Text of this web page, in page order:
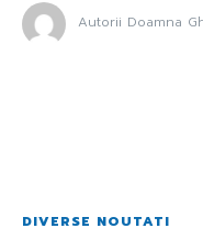
Autorii Doamna
DIVERSE NOUTATI